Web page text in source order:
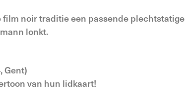
noir traditie een passende plechtstatige
lonkt.
Gent)
van hun lidkaart!